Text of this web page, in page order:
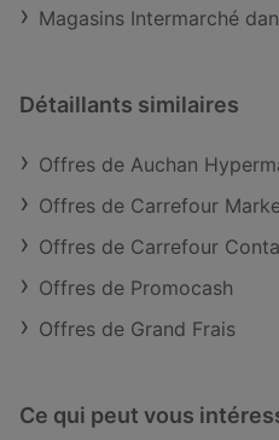
Magasins Intermarché
Détaillants similaires
Offres de Auchan
Offres de Carrefour
Offres de Carrefour
Offres de Promocash
Offres de Grand Frais
Ce qui peut vous